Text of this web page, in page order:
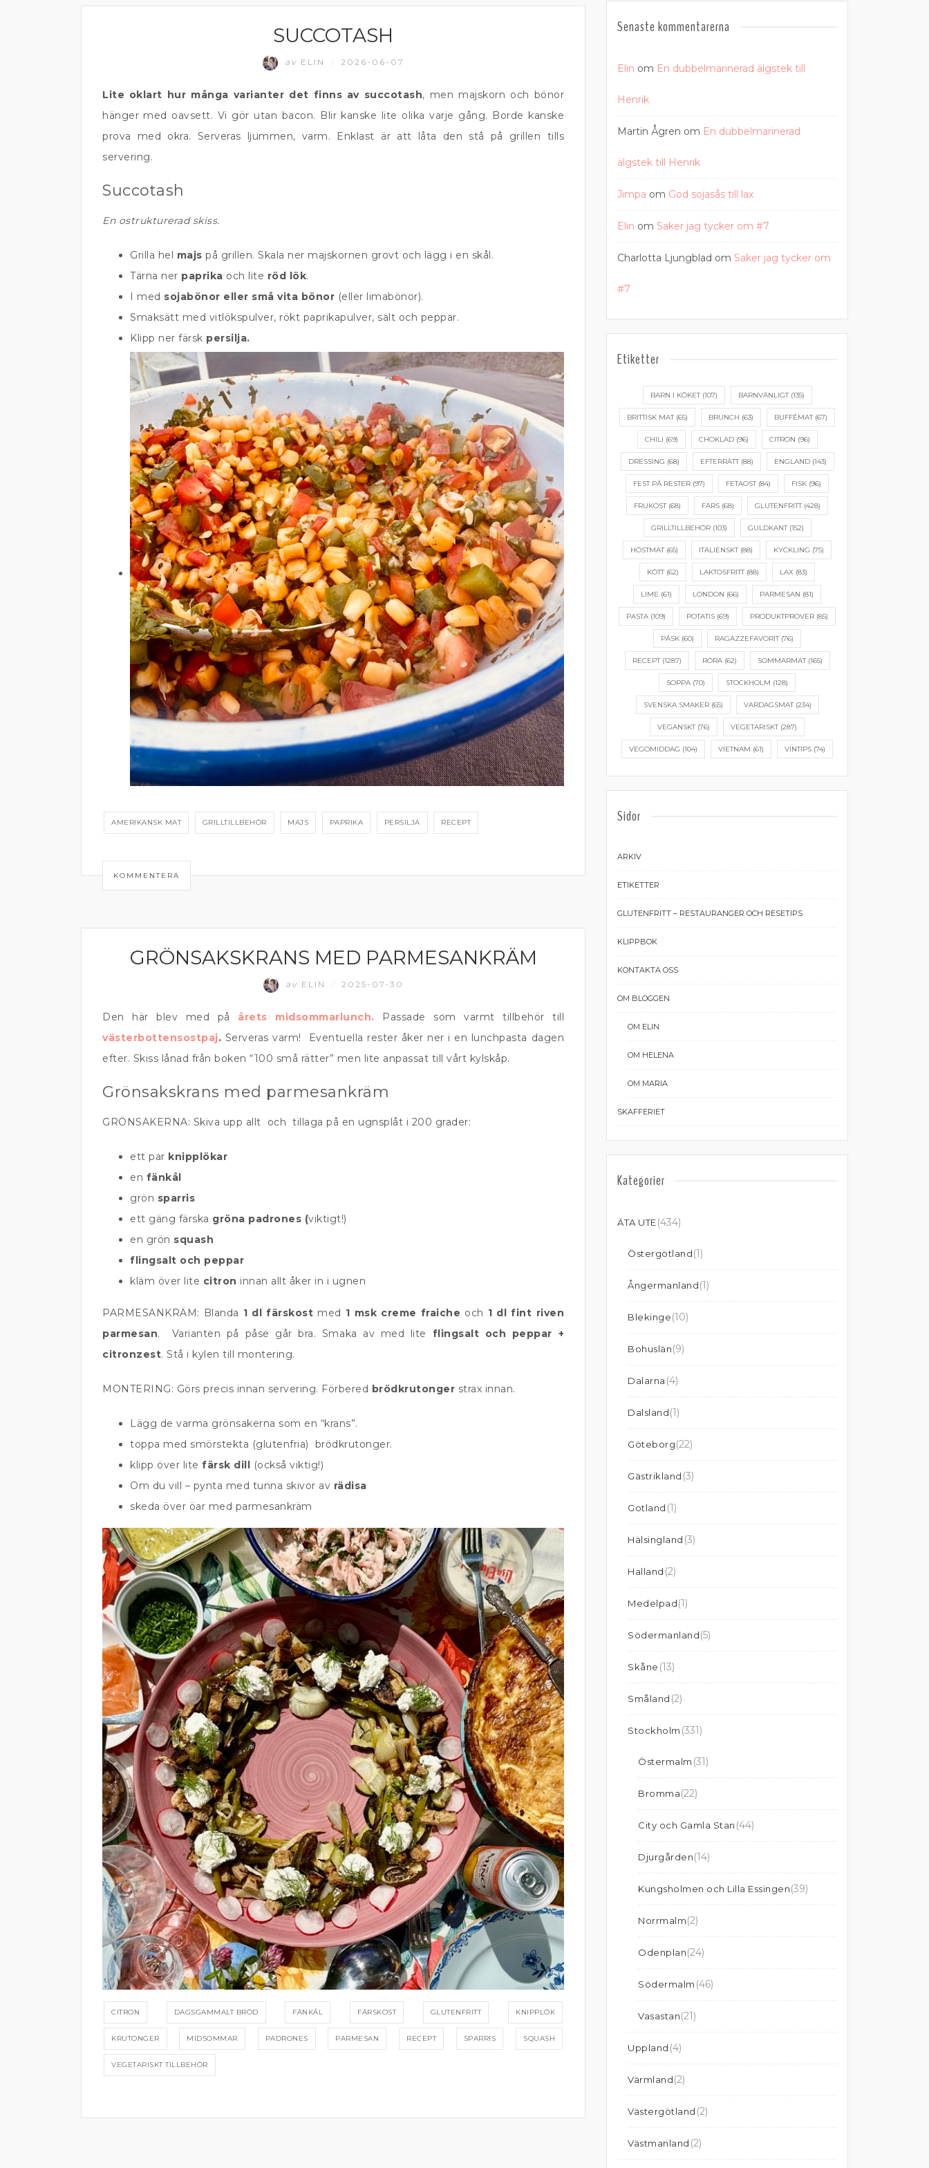
SUCCOTASH
av ELIN 2026-06-07
Lite oklart hur många varianter det finns av succotash, men majskorn och bönor
hänger med oavsett. Vi gör utan bacon. Blir kanske lite olika varje gång. Borde kanske
prova med okra. Serveras ljummen, varm. Enklast är att låta den stå på grillen tills
servering.
Succotash
En ostrukturerad skiss.
Grilla hel majs på grillen. Skala ner majskornen grovt och lägg i en skål.
Tärna ner paprika och lite röd lök.
I med sojabönor eller små vita bönor (eller limabönor).
Smaksätt med vitlökspulver, rökt paprikapulver, salt och peppar.
Klipp ner färsk persilja.
AMERIKANSK MAT GRILLTILLBEHÖR MAJS PAPRIKA PERSILJA RECEPT
KOMMENTERA
DIPP OCH RÖROR
GRÖNSAKSKRANS MED PARMESANKRÄM
av ELIN 2025-07-30
Den här blev med på årets midsommarlunch.
Passade som varmt tillbehör till
västerbottensostpaj. Serveras varm! Eventuella rester åker ner i en lunchpasta dagen
efter. Skiss lånad från boken “100 små rätter” men lite anpassat till vårt kylskåp.
Grönsakskrans med parmesankräm
GRÖNSAKERNA: Skiva upp allt och tillaga på en ugnsplåt i 200 grader:
ett par knipplökar
en fänkål
grön sparris
ett gäng färska gröna padrones (viktigt!)
en grön squash
flingsalt och peppar
kläm över lite citron innan allt åker in i ugnen
PARMESANKRÄM: Blanda 1 dl färskost med 1 msk creme fraiche och 1 dl fint riven
parmesan. Varianten på påse går bra. Smaka av med lite flingsalt och peppar +
citronzest. Stå i kylen till montering.
MONTERING: Görs precis innan servering. Förbered brödkrutonger strax innan.
Lägg de varma grönsakerna som en “krans”.
toppa med smörstekta (glutenfria) brödkrutonger.
klipp över lite färsk dill (också viktig!)
Om du vill – pynta med tunna skivor av rädisa
skeda över öar med parmesankräm
CITRON DAGSGAMMALT BRÖD FÄNKÅL FÄRSKOST GLUTENFRITT KNIPPLÖK
KRUTONGER MIDSOMMAR PADRONES PARMESAN RECEPT SPARRIS SQUASH
VEGETARISKT TILLBEHÖR
Senaste kommentarerna
Elin om En dubbelmarinerad älgstek till
Henrik
Martin Ågren om En dubbelmarinerad
älgstek till Henrik
Jimpa om God sojasås till lax
Elin om Saker jag tycker om #7
Charlotta Ljungblad om Saker jag tycker om
#7
Etiketter
BARN I KÖKET(107) BARNVÄNLIGT(135)
BRITTISK MAT(65) BRUNCH (63) BUFFÉMAT(67)
CHILI (69) CHOKLAD(96) CITRON (96)
DRESSING (68) EFTERRÄTT(88) ENGLAND(143)
FEST PÅ RESTER (97) FETAOST(84) FISK (96)
FRUKOST(68) FÄRS (68) GLUTENFRITT(428)
GRILLTILLBEHÖR(103) GULDKANT(152)
HÖSTMAT(65) ITALIENSKT(88) KYCKLING (75)
KÖTT(62) LAKTOSFRITT(88) LAX (83)
LIME (61) LONDON (66) PARMESAN (81)
PASTA (109) POTATIS (69) PRODUKTPROVER (85)
PÅSK (60) RAGAZZEFAVORIT(76)
RECEPT(1287) RÖRA(62) SOMMARMAT(165)
SOPPA (70) STOCKHOLM (128)
SVENSKA SMAKER(65) VARDAGSMAT(234)
VEGANSKT(76) VEGETARISKT(287)
VEGOMIDDAG (104) VIETNAM (61) VINTIPS (74)
Sidor
ARKIV
ETIKETTER
GLUTENFRITT – RESTAURANGER OCH RESETIPS
KLIPPBOK
KONTAKTA OSS
OM BLOGGEN
OM ELIN
OM HELENA
OM MARIA
SKAFFERIET
Kategorier
ÄTA UTE(434)
Östergötland(1)
Ångermanland(1)
Blekinge(10)
Bohuslän(9)
Dalarna (4)
Dalsland(1)
Göteborg(22)
Gästrikland (3)
Gotland (1)
Hälsingland (3)
Halland (2)
Medelpad(1)
Södermanland(5)
Skåne (13)
Småland (2)
Stockholm (331)
Östermalm (31)
Bromma(22)
City och Gamla Stan (44)
Djurgården(14)
Kungsholmen och Lilla Essingen(39)
Norrmalm(2)
Odenplan(24)
Södermalm (46)
Vasastan(21)
Uppland (4)
Värmland(2)
Västergötland (2)
Västmanland (2)